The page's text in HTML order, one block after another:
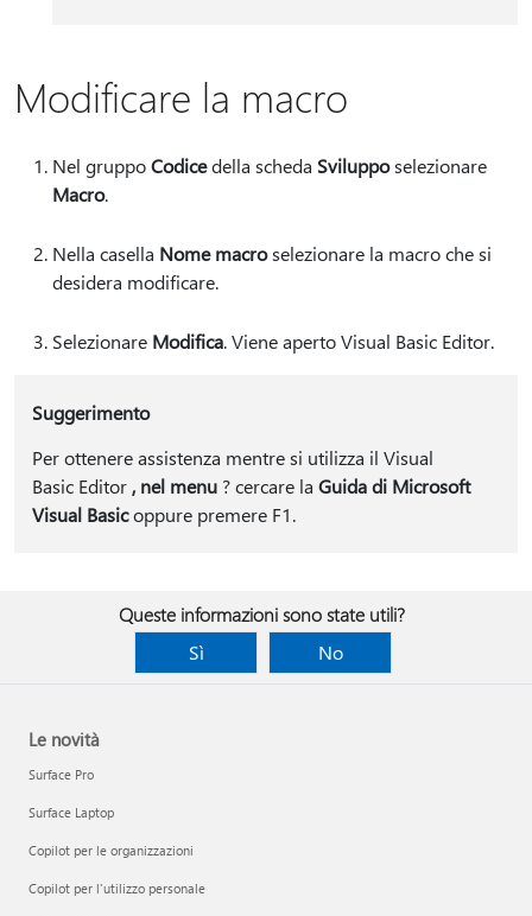
Modificare la macro
Nel gruppoCodicedella scheda Svilupposelezionare
Macro.
Nella casella Nome macroselezionare la macro che si
desidera modificare.
Selezionare Modifica. Viene aperto Visual Basic Editor.
Suggerimento
Per ottenere assistenza mentre si utilizza il Visual
Basic Editor , nel menu? cercare la Guida di Microsoft
Visual Basicoppure premere F1.
Queste informazioni sono state utili?
Sì
No
Le novità
Surface Pro
Surface Laptop
Copilot per le organizzazioni
Copilot per l'utilizzo personale